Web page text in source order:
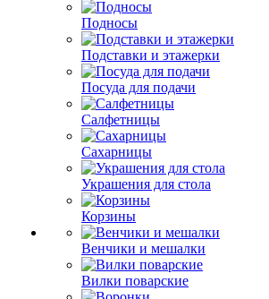
Подносы
Подставки и этажерки
Посуда для подачи
Салфетницы
Сахарницы
Украшения для стола
Корзины
Венчики и мешалки
Вилки поварские